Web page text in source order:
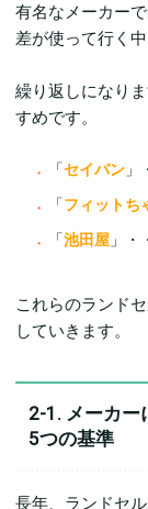
有名なメーカー
差が使って行く
繰り返しになり
すめです。
「セイバン
「フィットち
「池田屋 」
これらのランド
していきます。
2-1. メーカー
5つの基準
長年、ランドセ